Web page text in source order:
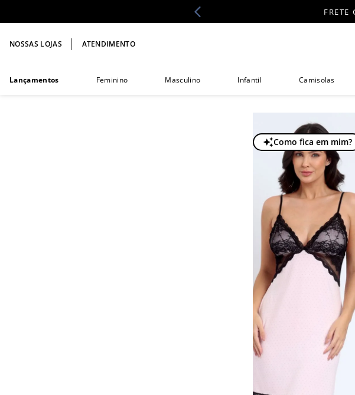
FRETE
NOSSAS LOJAS ATENDIMENTO
Lançamentos Feminino Masculino Infantil Camisolas
Como fica em mim?